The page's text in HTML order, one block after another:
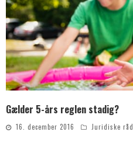
Gælder 5-års reglen stadig?
16. december 2016 Juridiske råd